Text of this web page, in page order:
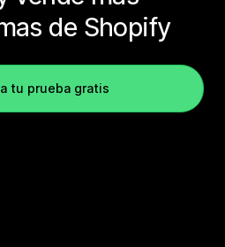
de Shopify
tu prueba gratis